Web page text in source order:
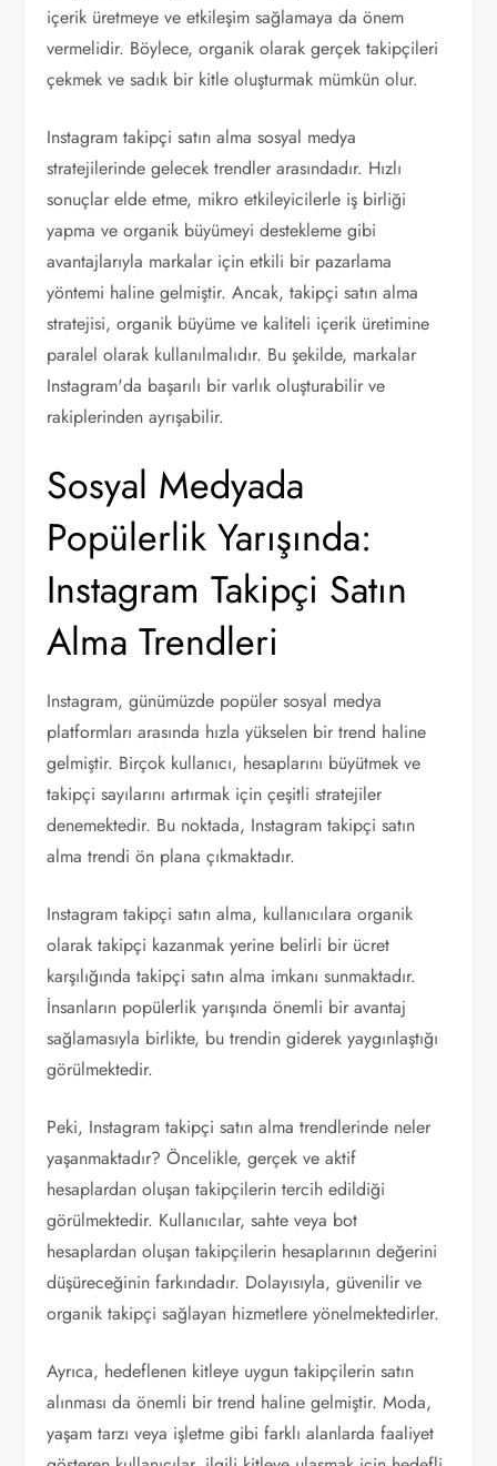
içerik üretmeye ve etkileşim sağlamaya da önem
vermelidir. Böylece, organik olarak gerçek takipçileri
çekmek ve sadık bir kitle oluşturmak mümkün olur.
Instagram takipçi satın alma sosyal medya
stratejilerinde gelecek trendler arasındadır. Hızlı
sonuçlar elde etme, mikro etkileyicilerle iş birliği
yapma ve organik büyümeyi destekleme gibi
avantajlarıyla markalar için etkili bir pazarlama
yöntemi haline gelmiştir. Ancak, takipçi satın alma
stratejisi, organik büyüme ve kaliteli içerik üretimine
paralel olarak kullanılmalıdır. Bu şekilde, markalar
Instagram'da başarılı bir varlık oluşturabilir ve
rakiplerinden ayrışabilir.
Sosyal Medyada
Popülerlik Yarışında:
Instagram Takipçi Satın
Alma Trendleri
Instagram, günümüzde popüler sosyal medya
platformları arasında hızla yükselen bir trend haline
gelmiştir. Birçok kullanıcı, hesaplarını büyütmek ve
takipçi sayılarını artırmak için çeşitli stratejiler
denemektedir. Bu noktada, Instagram takipçi satın
alma trendi ön plana çıkmaktadır.
Instagram takipçi satın alma, kullanıcılara organik
olarak takipçi kazanmak yerine belirli bir ücret
karşılığında takipçi satın alma imkanı sunmaktadır.
İnsanların popülerlik yarışında önemli bir avantaj
sağlamasıyla birlikte, bu trendin giderek yaygınlaştığı
görülmektedir.
Peki, Instagram takipçi satın alma trendlerinde neler
yaşanmaktadır? Öncelikle, gerçek ve aktif
hesaplardan oluşan takipçilerin tercih edildiği
görülmektedir. Kullanıcılar, sahte veya bot
hesaplardan oluşan takipçilerin hesaplarının değerini
düşüreceğinin farkındadır. Dolayısıyla, güvenilir ve
organik takipçi sağlayan hizmetlere yönelmektedirler.
Ayrıca, hedeflenen kitleye uygun takipçilerin satın
alınması da önemli bir trend haline gelmiştir. Moda,
yaşam tarzı veya işletme gibi farklı alanlarda faaliyet